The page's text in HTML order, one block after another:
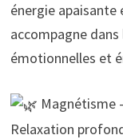
énergie apaisante
accompagne
émotionnelles et
Magnétisme
Relaxation